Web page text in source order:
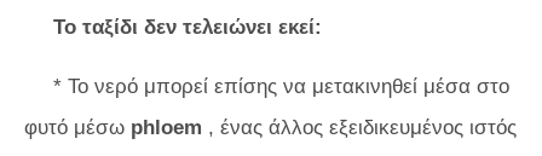
Το ταξίδι δεν τελειώνει εκεί:
* Το νερό μπορεί επίσης να μετακινηθεί μέσα στο
φυτό μέσω phloem , ένας άλλος εξειδικευμένος ιστός